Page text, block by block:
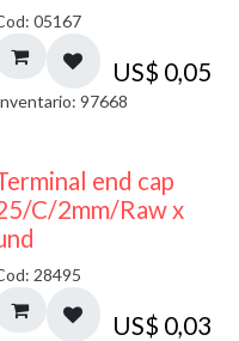
05167
US$ 0,05
97668
end cap
C/2mm/Raw x
28495
US$ 0,03